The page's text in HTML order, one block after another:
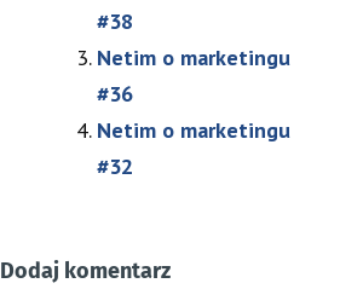
#38
Netim o marketingu
#36
Netim o marketingu
#32
Dodaj komentarz